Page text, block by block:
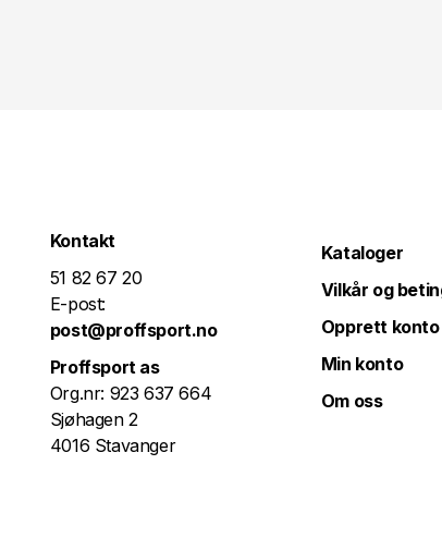
Kontakt
51 82 67 20
E-post:
post@proffsport.no
Proffsport as
Org.nr: 923 637 664
Sjøhagen 2
4016 Stavanger
Kataloger
Vilkår og
Opprett konto
Min konto
Om oss